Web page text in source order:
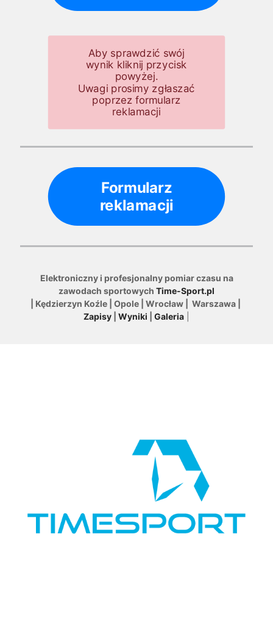
Aby sprawdzić swój
wynik kliknij przycisk
powyżej.
Uwagi prosimy zgłaszać
poprzez formularz
reklamacji
Formularz
reklamacji
Elektroniczny i profesjonalny pomiar czasu na
zawodach sportowych Time-Sport.pl
| Kędzierzyn Koźle | Opole | Wrocław | Warszawa |
Zapisy
Wyniki Galeria